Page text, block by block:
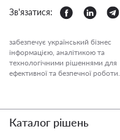
Зв'язатися:
забезпечує український бізнес
інформацією, аналітикою та
технологічними рішеннями для
ефективної та безпечної роботи.
Каталог рішень